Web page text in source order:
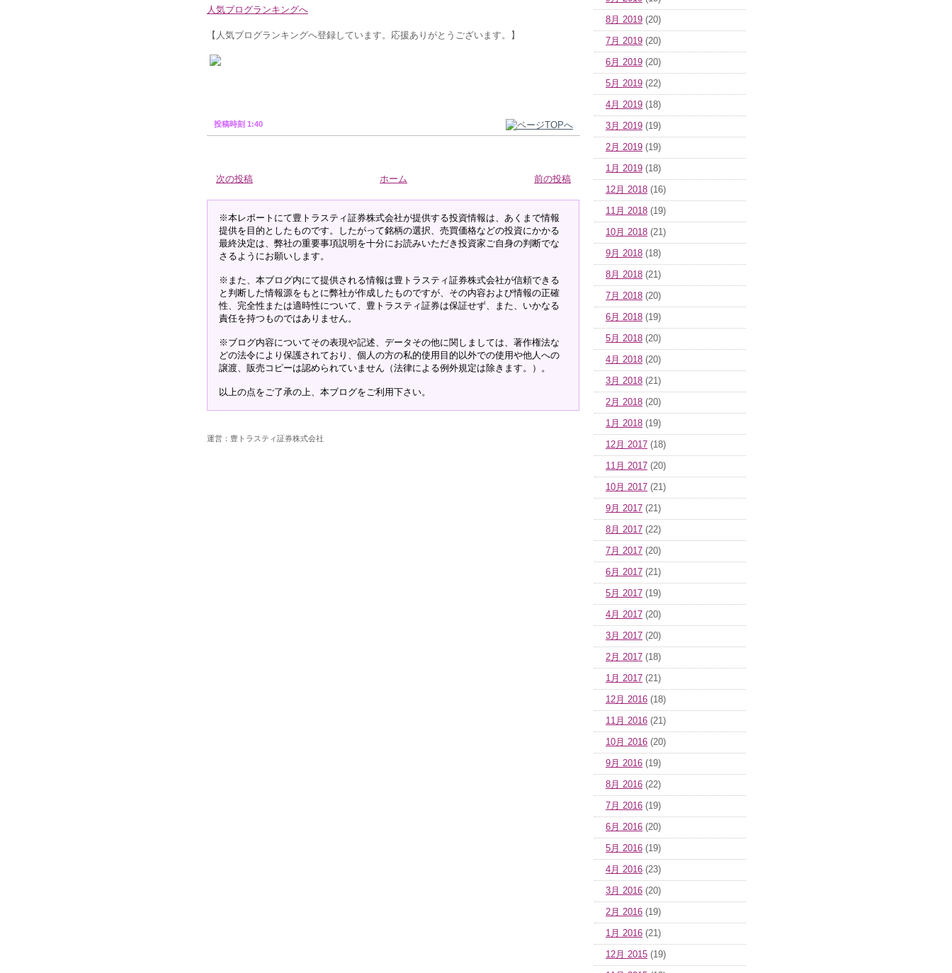
人気ブログランキングへ
【人気ブログランキングへ登録しています。応援ありがとうございます。】
投稿時刻 1:40
次の投稿 前の投稿
ホーム
※本レポートにて豊トラスティ証券株式会社が提供する投資情報は、あくまで情報
提供を目的としたものです。したがって銘柄の選択、売買価格などの投資にかかる
最終決定は、弊社の重要事項説明を十分にお読みいただき投資家ご自身の判断でな
さるようにお願いします。
※また、本ブログ内にて提供される情報は豊トラスティ証券株式会社が信頼できる
と判断した情報源をもとに弊社が作成したものですが、その内容および情報の正確
性、完全性または適時性について、豊トラスティ証券は保証せず、また、いかなる
責任を持つものではありません。
※ブログ内容についてその表現や記述、データその他に関しましては、著作権法な
どの法令により保護されており、個人の方の私的使用目的以外での使用や他人への
譲渡、販売コピーは認められていません（法律による例外規定は除きます。）。
以上の点をご了承の上、本ブログをご利用下さい。
運営：豊トラスティ証券株式会社
8月 2019 (20)
7月 2019 (20)
6月 2019 (20)
5月 2019 (22)
4月 2019 (18)
3月 2019 (19)
2月 2019 (19)
1月 2019 (18)
12月 2018 (16)
11月 2018 (19)
10月 2018 (21)
9月 2018 (18)
8月 2018 (21)
7月 2018 (20)
6月 2018 (19)
5月 2018 (20)
4月 2018 (20)
3月 2018 (21)
2月 2018 (20)
1月 2018 (19)
12月 2017 (18)
11月 2017 (20)
10月 2017 (21)
9月 2017 (21)
8月 2017 (22)
7月 2017 (20)
6月 2017 (21)
5月 2017 (19)
4月 2017 (20)
3月 2017 (20)
2月 2017 (18)
1月 2017 (21)
12月 2016 (18)
11月 2016 (21)
10月 2016 (20)
9月 2016 (19)
8月 2016 (22)
7月 2016 (19)
6月 2016 (20)
5月 2016 (19)
4月 2016 (23)
3月 2016 (20)
2月 2016 (19)
1月 2016 (21)
12月 2015 (19)